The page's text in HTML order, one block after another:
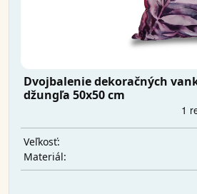
Dvojbalenie dekoračných
džungľa 50x50 cm
Veľkosť:
Materiál: